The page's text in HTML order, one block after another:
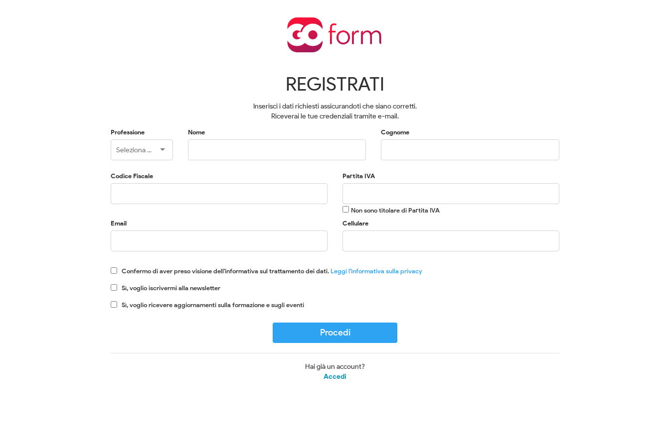
REGISTRATI
Inserisci i dati richiesti assicurandoti che siano corretti.
Riceverai le tue credenziali tramite e-mail.
Professione Nome Cognome
Codice Fiscale Partita IVA
Non sono titolare di Partita IVA
Email
Cellulare
Confermo di aver preso visione dell'informativa sul trattamento dei dati. Leggi l'informativa sulla privacy
Sì, voglio iscrivermi alla newsletter
Sì, voglio ricevere aggiornamenti sulla formazione e sugli eventi
Procedi
Hai già un account?
Accedi